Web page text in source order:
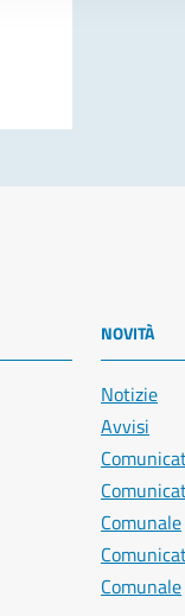
NOVITÀ
Notizie
Avvisi
Comunale
Comunale